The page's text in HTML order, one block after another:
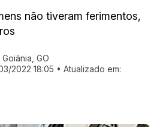
não tiveram ferimentos,
Goiânia, GO
2022 18:05 • Atualizado em: